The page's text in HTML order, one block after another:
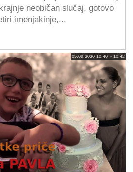
neobičan slučaj, gotovo
imenjakinje,...
05.09.2020 10:40 » 10:42